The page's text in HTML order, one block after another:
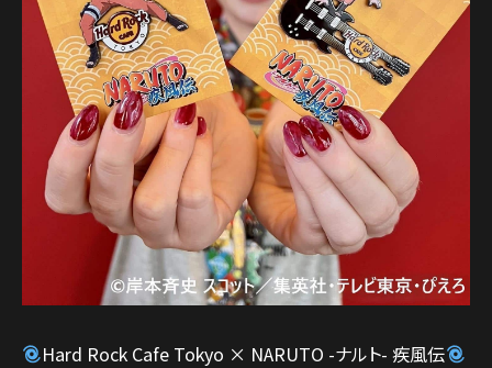
Hard Rock Cafe Tokyo × NARUTO -ナルト- 疾風伝